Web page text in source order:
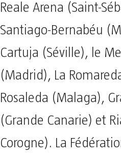
Reale Arena (Saint-
Santiago-Bernabéu
Cartuja (Séville), le
(Madrid), La
Rosaleda (Malaga),
(Grande Canarie) et
Corogne). La